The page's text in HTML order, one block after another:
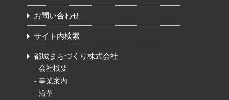
お問い合わせ
サイト内検索
都城まちづくり株式会社
- 会社概要
- 事業案内
- 沿革